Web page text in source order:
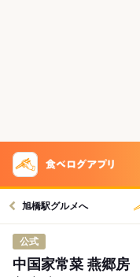
旭橋駅グルメへ
公式
中国家常菜 燕郷房